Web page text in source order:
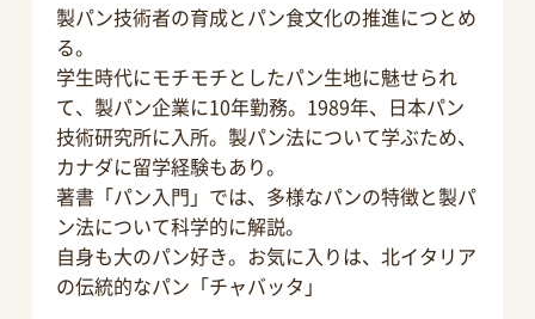
製パン技術者の育成とパン食文化の推進につとめ
る。
学生時代にモチモチとしたパン生地に魅せられ
て、製パン企業に10年勤務。1989年、日本パン
技術研究所に入所。製パン法について学ぶため、
カナダに留学経験もあり。
著書「パン入門」では、多様なパンの特徴と製パ
ン法について科学的に解説。
自身も大のパン好き。お気に入りは、北イタリア
の伝統的なパン「チャバッタ」